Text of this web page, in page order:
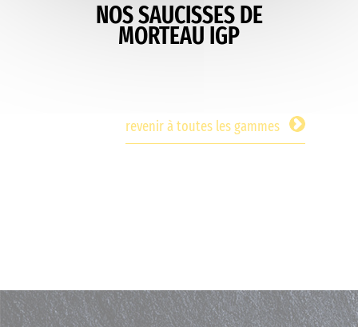
NOS SAUCISSES DE
MORTEAU IGP
revenir à toutes les gammes